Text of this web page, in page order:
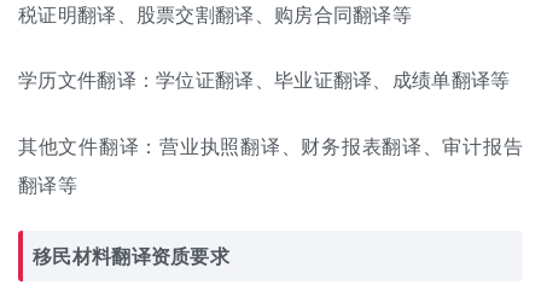
税证明翻译、股票交割翻译、购房合同翻译等
学历文件翻译：学位证翻译 、 毕业证翻译、 成绩单翻译等
其他文件翻译：营业执照翻译 、财务报表翻译、审计报告
翻译等
移民材料翻译资质要求